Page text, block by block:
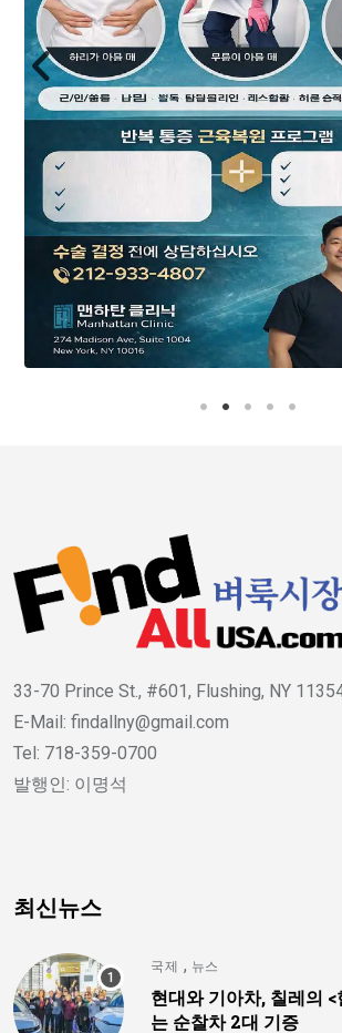
33-70 Prince St., #601, Flushing, NY
E-Mail: findallny@gmail.com
Tel: 718-359-0700
발행인: 이명석
최신뉴스
국제 , 뉴스
현대와 기아차, 칠레의
는 순찰차 2대 기증